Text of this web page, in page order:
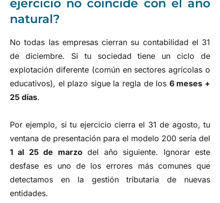
ejercicio no coincide con el año
natural?
No todas las empresas cierran su contabilidad el 31
de diciembre. Si tu sociedad tiene un ciclo de
explotación diferente (común en sectores agrícolas o
educativos), el plazo sigue la regla de los 6 meses +
25 días.
Por ejemplo, si tu ejercicio cierra el 31 de agosto, tu
ventana de presentación para el modelo 200 sería del
1 al 25 de marzodel año siguiente. Ignorar este
desfase es uno de los errores más comunes que
detectamos en la gestión tributaria de nuevas
entidades.